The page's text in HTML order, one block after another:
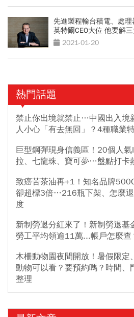
先進製程輸台積電、處
英特爾CEO大位 他要解
2021-01-20
熱門話題
禁止你出境就禁止…中國出入
人小心「有去無回」？4種職業
巨型鋼彈現身信義區！20個人
拉、七龍珠、寶可夢…盤點打卡
致癌苦茶油再+1！知名品牌
卻超標3倍…216瓶下架、怎麼
度
新制勞退分紅來了！新制勞退基
勞工平均領逾11萬...帳戶怎麼查
木柵動物園夜間開放！暑假限
動物可以看？要預約嗎？時間、
整理